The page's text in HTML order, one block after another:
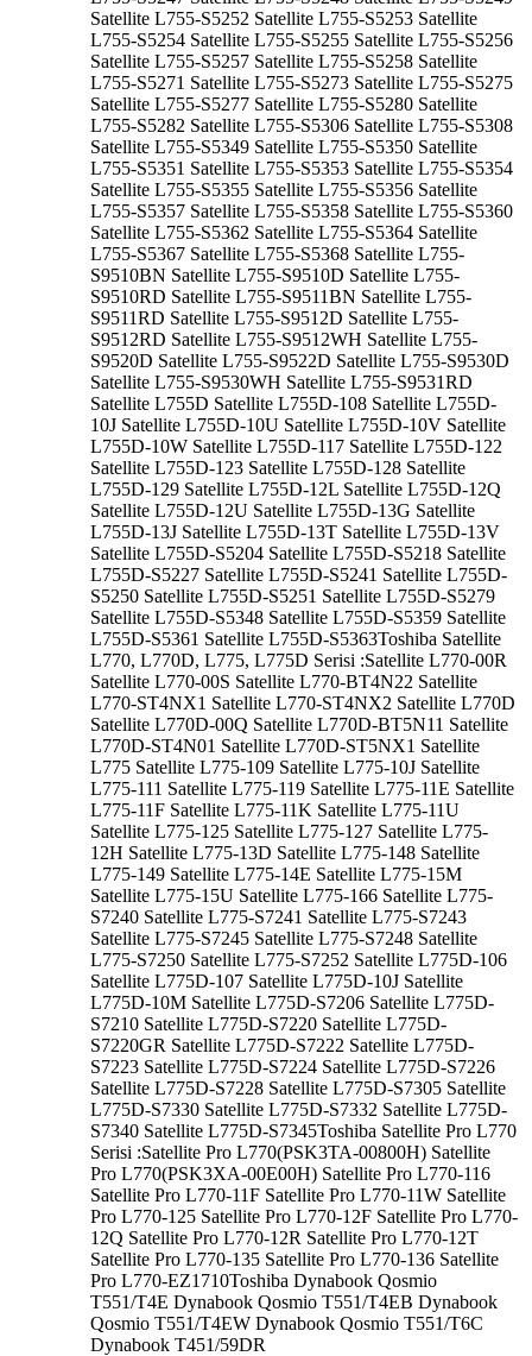
Satellite L755-S5252 Satellite L755-S5253 Satellite
L755-S5254 Satellite L755-S5255 Satellite L755-S5256
Satellite L755-S5257 Satellite L755-S5258 Satellite
L755-S5271 Satellite L755-S5273 Satellite L755-S5275
Satellite L755-S5277 Satellite L755-S5280 Satellite
L755-S5282 Satellite L755-S5306 Satellite L755-S5308
Satellite L755-S5349 Satellite L755-S5350 Satellite
L755-S5351 Satellite L755-S5353 Satellite L755-S5354
Satellite L755-S5355 Satellite L755-S5356 Satellite
L755-S5357 Satellite L755-S5358 Satellite L755-S5360
Satellite L755-S5362 Satellite L755-S5364 Satellite
L755-S5367 Satellite L755-S5368 Satellite L755-
S9510BN Satellite L755-S9510D Satellite L755-
S9510RD Satellite L755-S9511BN Satellite L755-
S9511RD Satellite L755-S9512D Satellite L755-
S9512RD Satellite L755-S9512WH Satellite L755-
S9520D Satellite L755-S9522D Satellite L755-S9530D
Satellite L755-S9530WH Satellite L755-S9531RD
Satellite L755D Satellite L755D-108 Satellite L755D-
10J Satellite L755D-10U Satellite L755D-10V Satellite
L755D-10W Satellite L755D-117 Satellite L755D-122
Satellite L755D-123 Satellite L755D-128 Satellite
L755D-129 Satellite L755D-12L Satellite L755D-12Q
Satellite L755D-12U Satellite L755D-13G Satellite
L755D-13J Satellite L755D-13T Satellite L755D-13V
Satellite L755D-S5204 Satellite L755D-S5218 Satellite
L755D-S5227 Satellite L755D-S5241 Satellite L755D-
S5250 Satellite L755D-S5251 Satellite L755D-S5279
Satellite L755D-S5348 Satellite L755D-S5359 Satellite
L755D-S5361 Satellite L755D-S5363Toshiba Satellite
L770, L770D, L775, L775D Serisi :Satellite L770-00R
Satellite L770-00S Satellite L770-BT4N22 Satellite
L770-ST4NX1 Satellite L770-ST4NX2 Satellite L770D
Satellite L770D-00Q Satellite L770D-BT5N11 Satellite
L770D-ST4N01 Satellite L770D-ST5NX1 Satellite
L775 Satellite L775-109 Satellite L775-10J Satellite
L775-111 Satellite L775-119 Satellite L775-11E Satellite
L775-11F Satellite L775-11K Satellite L775-11U
Satellite L775-125 Satellite L775-127 Satellite L775-
12H Satellite L775-13D Satellite L775-148 Satellite
L775-149 Satellite L775-14E Satellite L775-15M
Satellite L775-15U Satellite L775-166 Satellite L775-
S7240 Satellite L775-S7241 Satellite L775-S7243
Satellite L775-S7245 Satellite L775-S7248 Satellite
L775-S7250 Satellite L775-S7252 Satellite L775D-106
Satellite L775D-107 Satellite L775D-10J Satellite
L775D-10M Satellite L775D-S7206 Satellite L775D-
S7210 Satellite L775D-S7220 Satellite L775D-
S7220GR Satellite L775D-S7222 Satellite L775D-
S7223 Satellite L775D-S7224 Satellite L775D-S7226
Satellite L775D-S7228 Satellite L775D-S7305 Satellite
L775D-S7330 Satellite L775D-S7332 Satellite L775D-
S7340 Satellite L775D-S7345Toshiba Satellite Pro L770
Serisi :Satellite Pro L770(PSK3TA-00800H) Satellite
Pro L770(PSK3XA-00E00H) Satellite Pro L770-116
Satellite Pro L770-11F Satellite Pro L770-11W Satellite
Pro L770-125 Satellite Pro L770-12F Satellite Pro L770-
12Q Satellite Pro L770-12R Satellite Pro L770-12T
Satellite Pro L770-135 Satellite Pro L770-136 Satellite
Pro L770-EZ1710Toshiba Dynabook Qosmio
T551/T4E Dynabook Qosmio T551/T4EB Dynabook
Qosmio T551/T4EW Dynabook Qosmio T551/T6C
Dynabook T451/59DR